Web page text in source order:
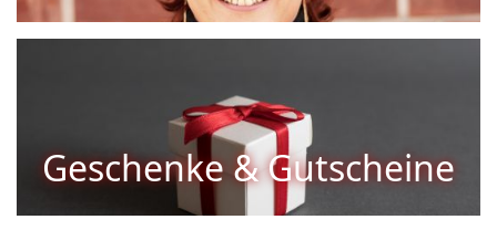
Geburtstag, Weihnachten & Co.
Geschenke & Gutscheine